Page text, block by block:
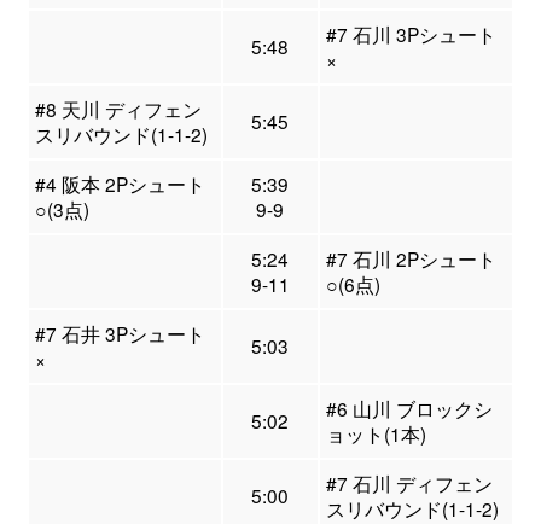
5:48
#7 石川 3Pシュート
×
#8 天川 ディフェン
スリバウンド(1-1-2)
5:45
#4 阪本 2Pシュート
○(3点)
5:39
9-9
5:24
9-11
#7 石川 2Pシュート
○(6点)
#7 石井 3Pシュート
×
5:03
5:02
#6 山川 ブロックシ
ョット(1本)
5:00
#7 石川 ディフェン
スリバウンド(1-1-2)